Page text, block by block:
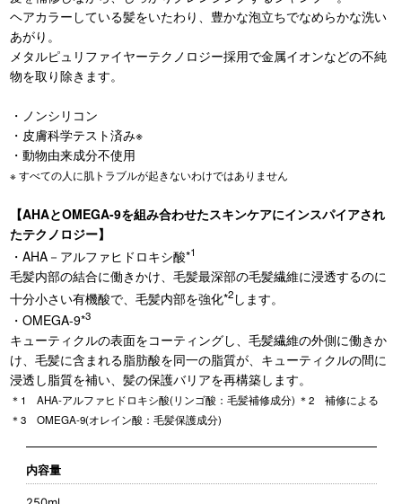
ヘアカラーしている髪をいたわり、豊かな泡立ちでなめらかな洗い
あがり。
メタルピュリファイヤーテクノロジー採用で金属イオンなどの不純
物を取り除きます。
・ノンシリコン
・皮膚科学テスト済み※
・動物由来成分不使用
※ すべての人に肌トラブルが起きないわけではありません
【AHAとOMEGA-9を組み合わせたスキンケアにインスパイアされ
たテクノロジー】
・AHA－アルファヒドロキシ酸*1
毛髪内部の結合に働きかけ、毛髪最深部の毛髪繊維に浸透するのに
十分小さい有機酸で、毛髪内部を強化*2します。
・OMEGA-9*3
キューティクルの表面をコーティングし、毛髪繊維の外側に働きか
け、毛髪に含まれる脂肪酸を同一の脂質が、キューティクルの間に
浸透し脂質を補い、髪の保護バリアを再構築します。
＊1 AHA-アルファヒドロキシ酸(リンゴ酸：毛髪補修成分) ＊2 補修による
＊3 OMEGA-9(オレイン酸：毛髪保護成分)
内容量